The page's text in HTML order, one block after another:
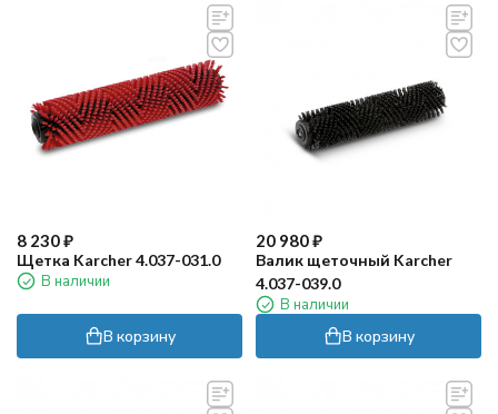
8 230₽
Щетка Karcher 4.037-031.0
В наличии
В корзину
20 980₽
Валик щеточный Karcher
4.037-039.0
В наличии
В корзину